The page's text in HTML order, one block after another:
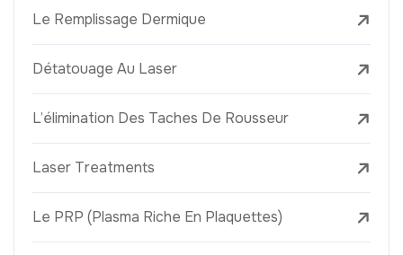
Le Remplissage Dermique
Détatouage Au Laser
L’élimination Des Taches De Rousseur
Laser Treatments
Le PRP (Plasma Riche En Plaquettes)